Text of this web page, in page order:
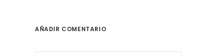
AÑADIR COMENTARIO